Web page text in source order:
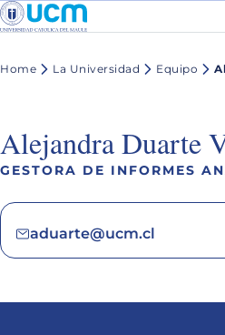
Home La Universidad Equipo
Alejandra Duarte
GESTORA DE INFORMES
aduarte@ucm.cl